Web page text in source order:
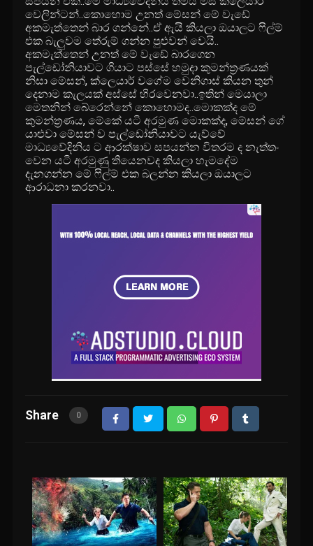
වෙලින්ටන්..කොහොම උනත් මේසන් මේ වැඩේ
අකමැත්තෙන් බාර ගන්නේ..ඒ ඇයි කියලා ඔයාලට ෆිල්ම්
එක බැලුවම තේරුම් ගන්න පුළුවන් වෙයි..
අකමැත්තෙන් උනත් මේ වැඩේ බාරගෙන
පැල්ඩෝනියාවට ගියාට පස්සේ හමුදා කුමන්ත්‍රණයක්
නිසා මේසන්, ක්ලෙයාර් වගේම වෙනිගාස් කියන තුන්
දෙනාම කැලයක් අස්සේ හිරවෙනවා..ඉතින් මෙයාලා
මෙතනින් බේරෙන්නේ කොහොමද..මොකක්ද මේ
කුමන්ත්‍රණය, මේකේ යටි අරමුණ මොකක්ද, මේසන් ගේ
යාළුවා මේසන් ව පැල්ඩෝනියාවට යැව්වේ
මාධ්‍යවේදිනිය ට ආරක්ෂාව සපයන්න විතරම ද නැත්තං
වෙන යටි අරමුණු තියෙනවද කියලා හැමදේම
දැනගන්න මේ ෆිල්ම් එක බලන්න කියලා ඔයාලට
ආරාධනා කරනවා..
Share 0